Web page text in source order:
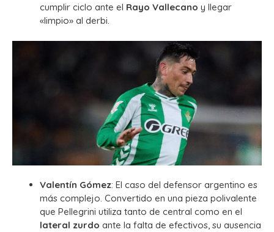
cumplir ciclo ante el Rayo Vallecano y llegar
«limpio» al derbi.
Valentín Gómez: El caso del defensor argentino es
más complejo. Convertido en una pieza polivalente
que Pellegrini utiliza tanto de central como en el
lateral zurdo ante la falta de efectivos, su ausencia